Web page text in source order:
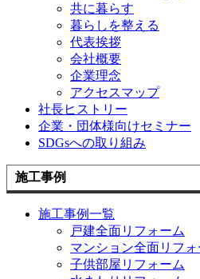
共に暮らす
暮らしを整える
代表挨拶
会社概要
企業理念
アクセスマップ
社長ヒストリー
企業・団体様向けセミナー
SDGsへの取り組み
施工事例
施工事例一覧
戸建全面リフォーム
マンション全面リフォ
子供部屋リフォーム